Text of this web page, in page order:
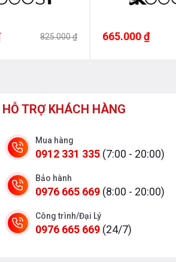
825.000 ₫ 665.000 ₫
HỖ TRỢ KHÁCH HÀNG
Mua hàng
0912 331 335 (7:00 - 20:00)
Bảo hành
0976 665 669 (8:00 - 20:00)
Công trình/Đại Lý
0976 665 669 (24/7)